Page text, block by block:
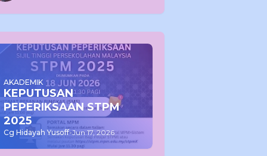
AKADEMIK
KEPUTUSAN
PEPERIKSAAN STPM
2025
Cg Hidayah Yusoff-Jun 17, 2026